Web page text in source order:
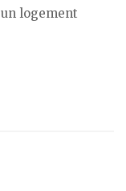
un logement